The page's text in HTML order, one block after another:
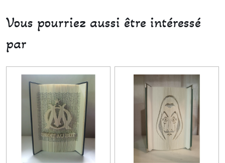
Vous pourriez aussi être intéressé
par